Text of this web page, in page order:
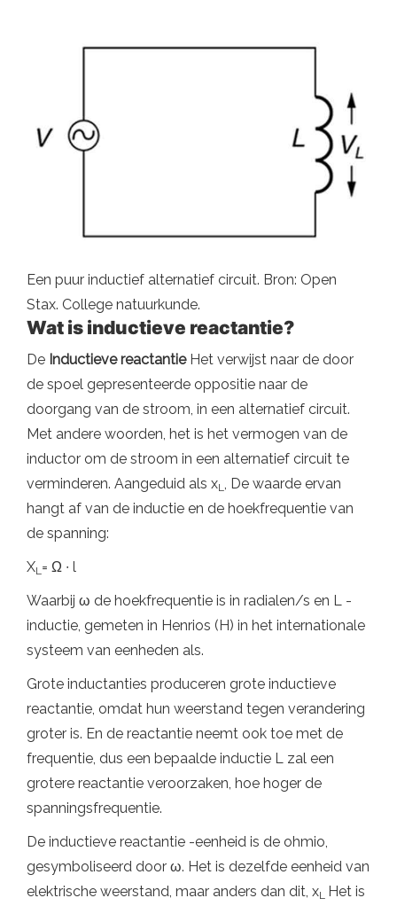
Een puur inductief alternatief circuit. Bron: Open
Stax. College natuurkunde.
Wat is inductieve reactantie?
De Inductieve reactantieHet verwijst naar de door
de spoel gepresenteerde oppositie naar de
doorgang van de stroom, in een alternatief circuit.
Met andere woorden, het is het vermogen van de
inductor om de stroom in een alternatief circuit te
verminderen. Aangeduid als xL
, De waarde ervan
hangt af van de inductie en de hoekfrequentie van
de spanning:
XL = Ω ∙ l
Waarbij ω de hoekfrequentie is in radialen/s en L -
inductie, gemeten in Henrios (H) in het internationale
systeem van eenheden als.
Grote inductanties produceren grote inductieve
reactantie, omdat hun weerstand tegen verandering
groter is. En de reactantie neemt ook toe met de
frequentie, dus een bepaalde inductie L zal een
grotere reactantie veroorzaken, hoe hoger de
spanningsfrequentie.
De inductieve reactantie -eenheid is de ohmio,
gesymboliseerd door ω. Het is dezelfde eenheid van
elektrische weerstand, maar anders dan dit, xL Het is